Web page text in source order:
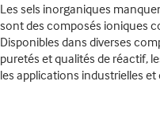
Les sels inorganiques
sont des composés ioniques
Disponibles dans diverses
puretés et qualités de réactif,
les applications industrielles